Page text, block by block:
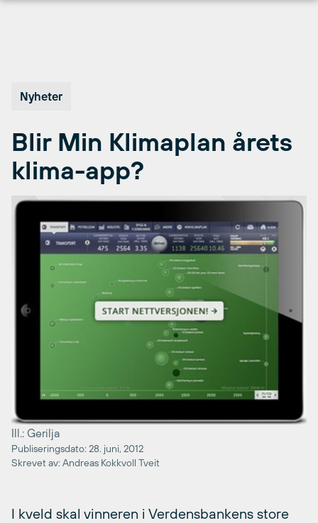
Nyheter
Blir Min Klimaplan årets
klima-app?
Ill.: Gerilja
Publiseringsdato: 28. juni, 2012
Skrevet av: Andreas Kokkvoll Tveit
I kveld skal vinneren i Verdensbankens store